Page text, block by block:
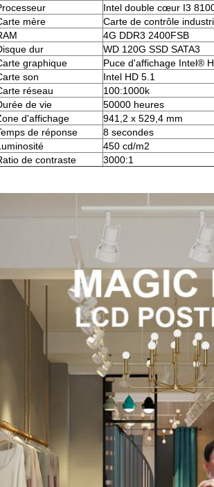
Intel double cœur I3
mère
Carte de contrôle
4G DDR3 2400FSB
dur
WD 120G SSD SATA3
graphique
Puce d'affichage Intel®
son
Intel HD 5.1
réseau
100:1000k
de vie
50000 heures
d'affichage
941,2 x 529,4 mm
de réponse
8 secondes
450 cd/m2
de contraste
3000:1